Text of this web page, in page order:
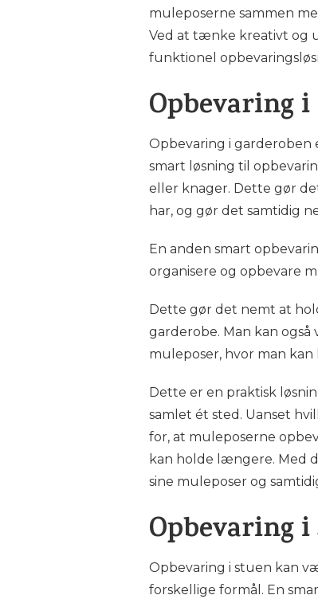
muleposerne sammen
Ved at tænke kreativt og
funktionel
Opbevaring
Opbevaring i garderoben
smart løsning til
eller knager. Dette gør
har, og gør det samtidig
En anden smart
organisere og opbevare
Dette gør det nemt at
garderobe. Man kan
muleposer, hvor man
Dette er en praktisk
samlet ét sted. Uanset
for, at muleposerne
kan holde længere. Med
sine muleposer og
Opbevaring
Opbevaring i stuen kan
forskellige formål. En